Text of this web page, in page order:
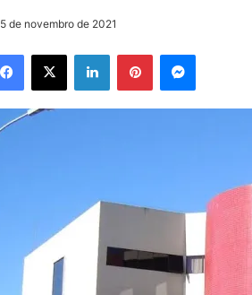
5 de novembro de 2021
Facebook
X LinkedinPinterestMessenger